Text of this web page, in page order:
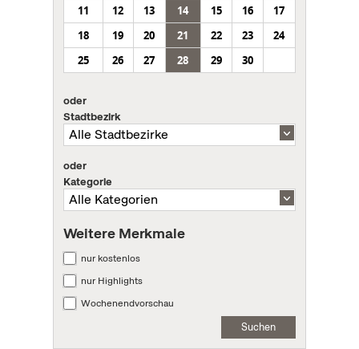
11
12 13 14 15 16
17
18
19 20 21 22 23
24
25
26 27 28 29 30
oder
Stadtbezirk
oder
Kategorie
Weitere Merkmale
nur kostenlos
nur Highlights
Wochenendvorschau
Suchen